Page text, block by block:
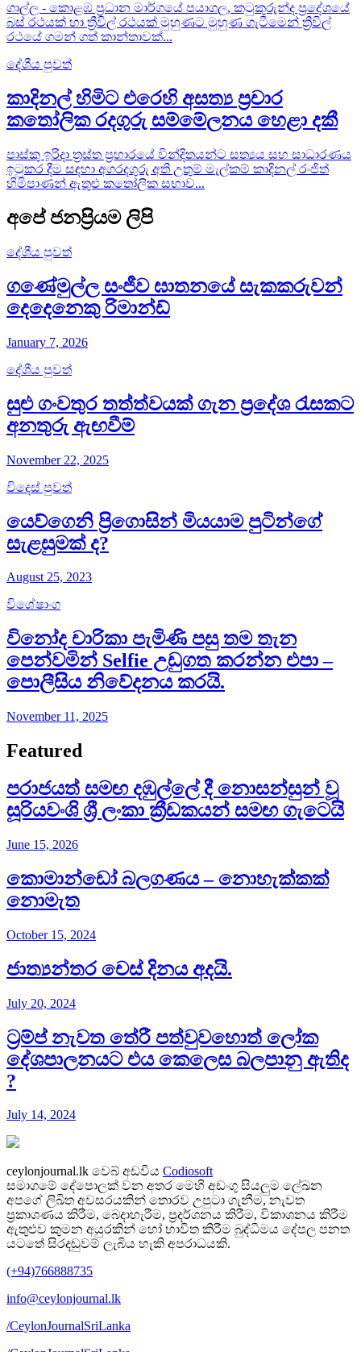
ගාල්ල - කොළඹ ප්‍රධාන මාර්ගයේ පයාගල, කටුකුරුන්ද ප්‍රදේශයේ
බස් රථයක් හා ත්‍රීවිල් රථයක් මුහුණට මුහුණ ගැටීමෙන් ත්‍රීවිල්
රථයේ ගමන් ගත් කාන්තාවක්...
දේශීය පුවත්
කාදිනල් හිමිට එරෙහි අසත්‍ය ප්‍රචාර
කතෝලික රදගුරු සම්මේලනය හෙළා දකී
පාස්කු ඉරිදා ත්‍රස්ත ප්‍රහාරයේ වින්දිතයන්ට සත්‍යය සහ සාධාරණය
ඉටුකර දීම සඳහා අගරදගුරු අති උතුම් මැල්කම් කාදිනල් රංජිත්
හිමිපාණන් ඇතුළු කතෝලික සභාව...
අපේ ජනප්‍රියම ලිපි
දේශීය පුවත්
ගණේමුල්ල සංජීව ඝාතනයේ සැකකරුවන්
දෙදෙනෙකු රිමාන්ඩ්
January 7, 2026
දේශීය පුවත්
සුළු ගංවතුර තත්ත්වයක් ගැන ප්‍රදේශ රැසකට
අනතුරු ඇඟවීම්
November 22, 2025
විදෙස් පුවත්
යෙව්ගෙනි ප්‍රිගොසින් මියයාම පුටින්ගේ
සැළසුමක් ද​?
August 25, 2023
විශේෂාංග
විනෝද චාරිකා පැමිණි පසු තම තැන
පෙන්වමින් Selfie උඩුගත කරන්න එපා –
පොලීසිය නිවේදනය කරයි.
November 11, 2025
Featured
පරාජයත් සමඟ දඹුල්ලේ දී නොසන්සුන් වූ
සූරියවංශි ශ්‍රී ලංකා ක්‍රීඩකයන් සමඟ ගැටෙයි
June 15, 2026
කොමාන්ඩෝ බලගණය – නොහැක්කක්
නොමැත​
October 15, 2024
ජාත්‍යන්තර චෙස් දිනය අදයි.
July 20, 2024
ට්‍රම්ප් නැවත තේරී පත්වුවහොත් ලෝක
දේශපාලනයට එය කෙලෙස බලපානු ඇතිද​
?
July 14, 2024
ceylonjournal.lk වෙබ් අඩවිය Codiosoft
සමාගමේ දේපොලක් වන අතර මෙහි අඩංගු සියලුම ලේඛන
අපගේ ලිඛිත අවසරයකින් තොරව උපුටා ගැනීම, නැවත
ප්‍රකාශණය කිරීම, බෙදාහැරීම, ප්‍රදර්ශනය කිරීම, විකාශනය කිරීම
ඇතුළුව කුමන අයුරකින් හෝ භාවිත කිරීම බුද්ධිමය දේපල පනත
යටතේ සිරදඬුවම් ලැබිය හැකි අපරාධයකි.
(+94)766888735
info@ceylonjournal.lk
/CeylonJournalSriLanka